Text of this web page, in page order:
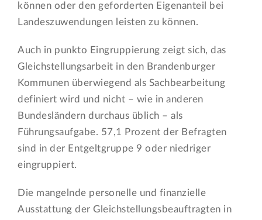
können oder den geforderten Eigenanteil bei
Landeszuwendungen leisten zu können.
Auch in punkto Eingruppierung zeigt sich, das
Gleichstellungsarbeit in den Brandenburger
Kommunen überwiegend als Sachbearbeitung
definiert wird und nicht – wie in anderen
Bundesländern durchaus üblich – als
Führungsaufgabe. 57,1 Prozent der Befragten
sind in der Entgeltgruppe 9 oder niedriger
eingruppiert.
Die mangelnde personelle und finanzielle
Ausstattung der Gleichstellungsbeauftragten in